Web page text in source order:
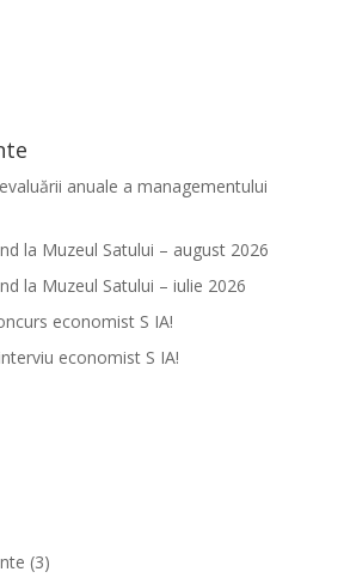
anuale a managementului
la Muzeul Satului – august 2026
la Muzeul Satului – iulie 2026
economist S IA!
economist S IA!
(3)